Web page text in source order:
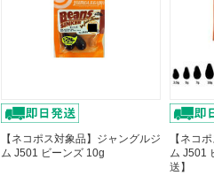
【ネコポス対象品】ジャングルジ
ム J501 ビーンズ 10g
【ネコ
ム J501
送】